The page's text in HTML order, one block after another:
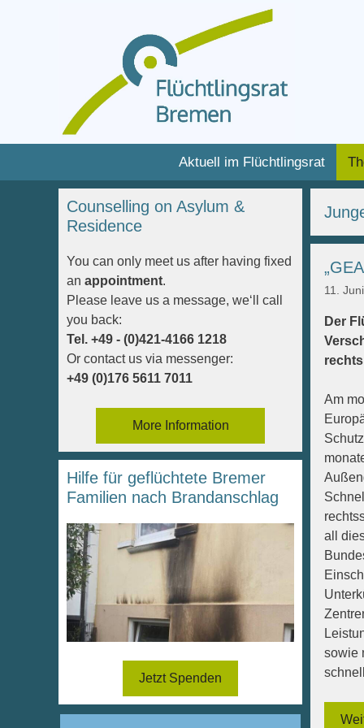
Inhalt
Aktuell im Flüchtlingsrat
11.
Der
Am
all
sowie
Counselling on Asylum &
Residence
You can only meet us after having fixed
an appointment.
Please leave us a message, we‘ll call
you back:
Tel. +49 - (0)421-4166 1218
Or contact us via messenger:
+49 (0)176 5611 7011
More Information
Hilfe für geflüchtete Bremer
Familien nach Brandanschlag
Jetzt Spenden